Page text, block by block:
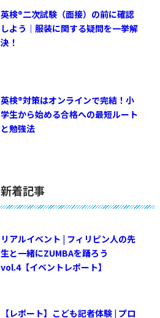
英検®︎二次試験（面接）の前に確認
しよう｜服装に関する疑問を一挙解
決！
英検®対策はオンラインで完結！小
学生から始める合格への最短ルート
と勉強法
新着記事
リアルイベント | フィリピン人の先
生と一緒にZUMBAを踊ろう
vol.4【イベントレポート】
【レポート】こども記者体験 | プロ